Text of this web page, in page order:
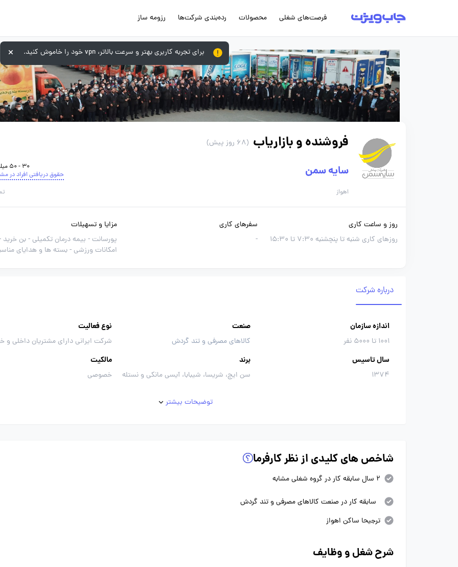
فرصت‌های شغلی محصولات رده‌بندی شرکت‌ها رزومه ساز
فروشنده و بازاریاب (68 روز پیش)
سایه سمن
30 - 50 میلیون تومان
حقوق دریافتی افراد در
اهواز
روز و ساعت کاری
روزهای کاری شنبه تا پنچشنبه 7:30 تا 15:30
سفرهای کاری
-
مزایا و تسهیلات
پورسانت - بیمه درمان تکمیلی - بن خرید
امکانات ورزشی - بسته ها و هدایای
درباره شرکت
اندازه سازمان
1001 تا 5000 نفر
صنعت
کالاهای مصرفی و تند گردش
نوع فعالیت
شرکت ایرانی دارای مشتریان داخلی و
سال تاسیس
1374
برند
سن ایچ، شریسا، شیبابا، آیسی مانکی و نستله
مالکیت
خصوصی
توضیحات بیشتر
شاخص های کلیدی از نظر کارفرما
2 سال سابقه کار در گروه شغلی مشابه
سابقه کار در صنعت کالاهای مصرفی و تند گردش
ترجیحا ساکن اهواز
شرح شغل و وظایف
برای تجربه کاربری بهتر و سرعت بالاتر، vpn خود را خاموش کنید.